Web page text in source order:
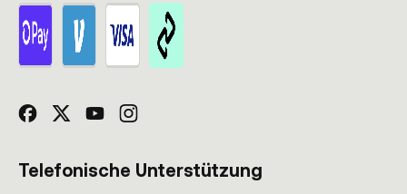
Telefonische Unterstützung